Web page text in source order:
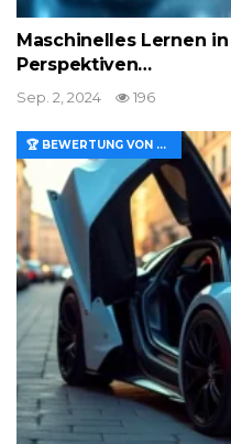
Maschinelles Lernen
Perspektiven…
Sep. 2, 2024 196
🏆 BEWERTUNG VON MERKMALEN UND WERT